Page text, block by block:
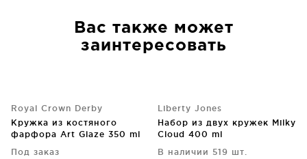
Вас также может
заинтересовать
Royal Crown Derby
Кружка из костяного
фарфора Art Glaze 350 ml
Под заказ
Liberty Jones
Набор из двух кружек Milky
Cloud 400 ml
В наличии 519 шт.